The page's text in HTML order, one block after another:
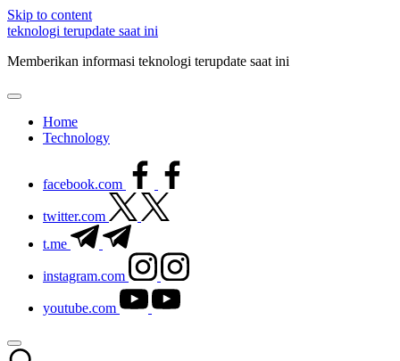
Skip to content
teknologi terupdate saat ini
Memberikan informasi teknologi terupdate saat ini
Home
Technology
facebook.com
twitter.com
t.me
instagram.com
youtube.com